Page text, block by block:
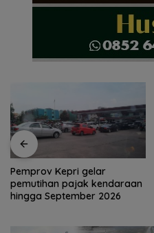
Komisaris Pertamina Patra
Niaga pastikan distribusi
BBM di Kepri aman